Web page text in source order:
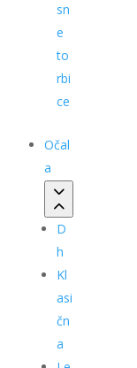
sn
e
to
rbi
ce
Očal
a
D
h
Kl
asi
čn
a